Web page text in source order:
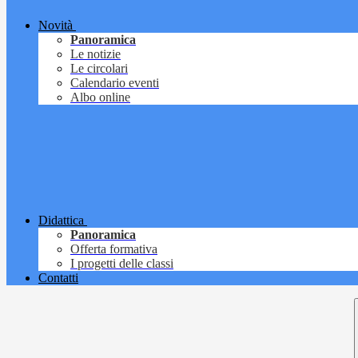
Novità
Panoramica
Le notizie
Le circolari
Calendario eventi
Albo online
Didattica
Panoramica
Offerta formativa
I progetti delle classi
Contatti